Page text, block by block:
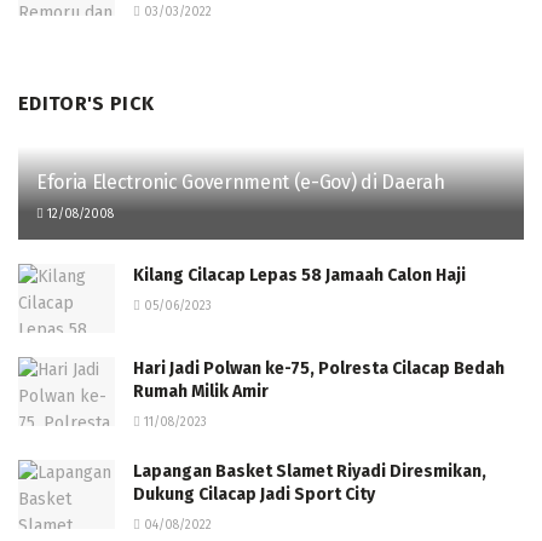
03/03/2022
EDITOR'S PICK
Eforia Electronic Government (e-Gov) di Daerah
12/08/2008
Kilang Cilacap Lepas 58 Jamaah Calon Haji
05/06/2023
Hari Jadi Polwan ke-75, Polresta Cilacap Bedah
Rumah Milik Amir
11/08/2023
Lapangan Basket Slamet Riyadi Diresmikan,
Dukung Cilacap Jadi Sport City
04/08/2022